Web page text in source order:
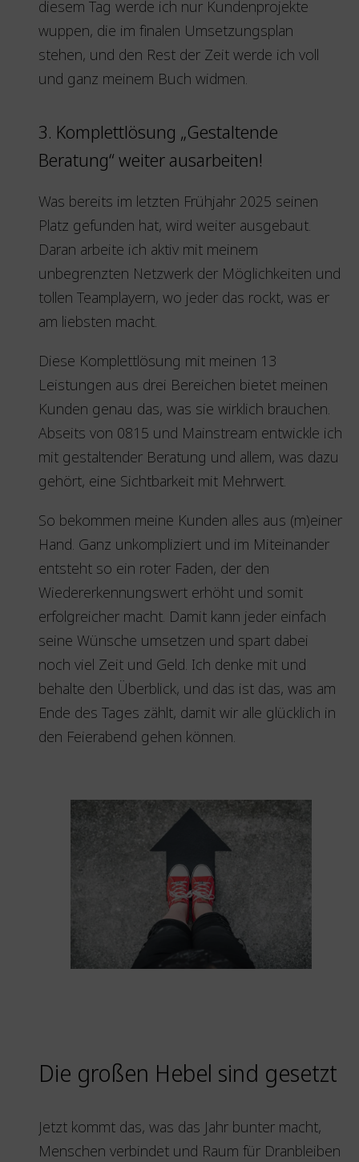
diesem Tag werde ich nur Kundenprojekte
wuppen, die im finalen Umsetzungsplan
stehen, und den Rest der Zeit werde ich voll
und ganz meinem Buch widmen.
3. Komplettlösung „Gestaltende
Beratung“ weiter ausarbeiten!
Was bereits im letzten Frühjahr 2025 seinen
Platz gefunden hat, wird weiter ausgebaut.
Daran arbeite ich aktiv mit meinem
unbegrenzten Netzwerk der Möglichkeiten und
tollen Teamplayern, wo jeder das rockt, was er
am liebsten macht.
Diese Komplettlösung mit meinen 13
Leistungen aus drei Bereichen bietet meinen
Kunden genau das, was sie wirklich brauchen.
Abseits von 0815 und Mainstream entwickle ich
mit gestaltender Beratung und allem, was dazu
gehört, eine Sichtbarkeit mit Mehrwert.
So bekommen meine Kunden alles aus (m)einer
Hand. Ganz unkompliziert und im Miteinander
entsteht so ein roter Faden, der den
Wiedererkennungswert erhöht und somit
erfolgreicher macht. Damit kann jeder einfach
seine Wünsche umsetzen und spart dabei
noch viel Zeit und Geld. Ich denke mit und
behalte den Überblick, und das ist das, was am
Ende des Tages zählt, damit wir alle glücklich in
den Feierabend gehen können.
Die großen Hebel sind gesetzt
Jetzt kommt das, was das Jahr bunter macht,
Menschen verbindet und Raum für Dranbleiben